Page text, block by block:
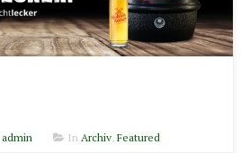
admin In Archiv, Featured